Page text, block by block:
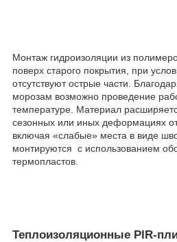
Монтаж гидроизоляции из
поверх старого покрытия, при
отсутствуют острые части.
морозам возможно проведение
температуре. Материал
сезонных или иных деформациях
включая «слабые» места в виде
монтируются с использованием
термопластов.
Теплоизоляционные PIR-